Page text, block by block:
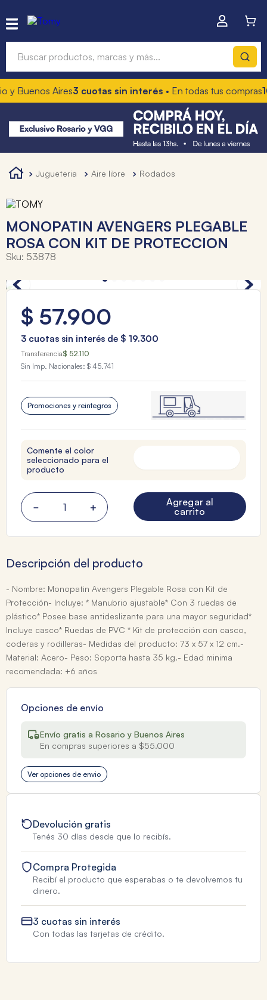
Buenos Aires3 cuotas sin interés• En todas tus compras
jugueteria aire libre rodados
MONOPATIN AVENGERS PLEGABLE
ROSA CON KIT DE PROTECCION
Sku: 53878
$ 57.900
3 cuotas sin interés de $ 19.300
Transferencia$ 52.110
Sin Imp. Nacionales: $ 45.741
Promociones y reintegros
Comente el color
seleccionado para el
producto
＋
－
Agregar al
carrito
Descripción del producto
- Nombre: Monopatin Avengers Plegable Rosa con Kit de
Protección- Incluye: * Manubrio ajustable* Con 3 ruedas de
plástico* Posee base antideslizante para una mayor seguridad*
Incluye casco* Ruedas de PVC * Kit de protección con casco,
coderas y rodilleras- Medidas del producto: 73 x 57 x 12 cm.-
Material: Acero- Peso: Soporta hasta 35 kg.- Edad minima
recomendada: +6 años
Opciones de envío
Envío gratis a Rosario y Buenos Aires
En compras superiores a $55.000
Ver opciones de envio
Devolución gratis
Tenés 30 días desde que lo recibís.
Compra Protegida
Recibí el producto que esperabas o te devolvemos tu
dinero.
3 cuotas sin interés
Con todas las tarjetas de crédito.
Términos más buscados
1.
hot wheels
3